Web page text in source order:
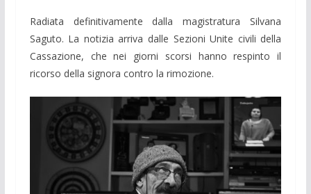
Radiata definitivamente dalla magistratura Silvana
Saguto. La notizia arriva dalle Sezioni Unite civili della
Cassazione, che nei giorni scorsi hanno respinto il
ricorso della signora contro la rimozione.